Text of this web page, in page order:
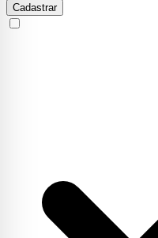
Cadastrar